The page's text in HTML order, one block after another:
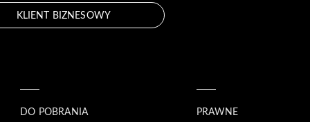
KLIENT BIZNESOWY
DO POBRANIA
PRAWNE